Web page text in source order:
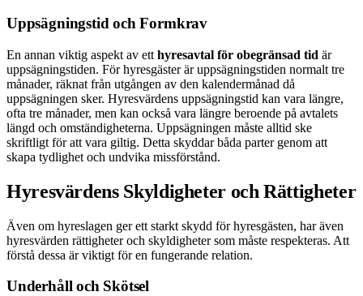
Uppsägningstid och Formkrav
En annan viktig aspekt av ett hyresavtal för obegränsad tid är
uppsägningstiden. För hyresgäster är uppsägningstiden normalt tre
månader, räknat från utgången av den kalendermånad då
uppsägningen sker. Hyresvärdens uppsägningstid kan vara längre,
ofta tre månader, men kan också vara längre beroende på avtalets
längd och omständigheterna. Uppsägningen måste alltid ske
skriftligt för att vara giltig. Detta skyddar båda parter genom att
skapa tydlighet och undvika missförstånd.
Hyresvärdens Skyldigheter och Rättigheter
Även om hyreslagen ger ett starkt skydd för hyresgästen, har även
hyresvärden rättigheter och skyldigheter som måste respekteras. Att
förstå dessa är viktigt för en fungerande relation.
Underhåll och Skötsel